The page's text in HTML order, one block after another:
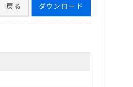
ダウンロード
戻る